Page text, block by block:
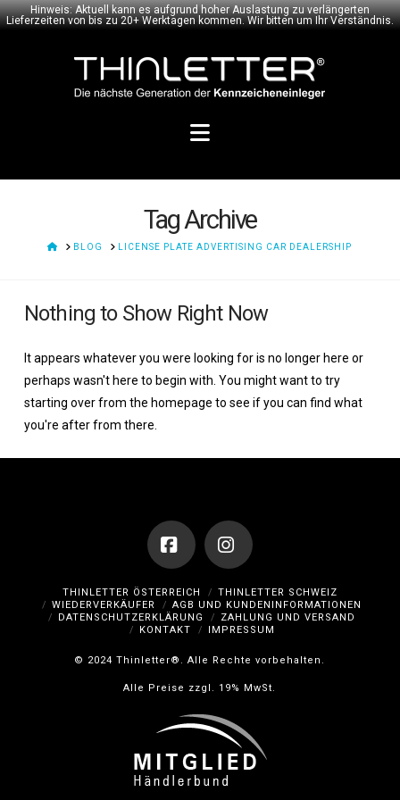
Hinweis: Aktuell kann es aufgrund hoher Auslastung zu verlängerten
Lieferzeiten von bis zu 20+ Werktagen kommen. Wir bitten um Ihr Verständnis.
Navigation
Tag Archive
HOMEBLOG LICENSE PLATE ADVERTISING CAR DEALERSHIP
Nothing to Show Right Now
It appears whatever you were looking for is no longer here or
perhaps wasn't here to begin with. You might want to try
starting over from the homepage to see if you can find what
you're after from there.
FacebookInstagram
THINLETTER ÖSTERREICH
THINLETTER SCHWEIZ
WIEDERVERKÄUFER
AGB UND KUNDENINFORMATIONEN
DATENSCHUTZERKLÄRUNG
ZAHLUNG UND VERSAND
KONTAKT
IMPRESSUM
© 2024 Thinletter®. Alle Rechte vorbehalten.
Alle Preise zzgl. 19% MwSt.